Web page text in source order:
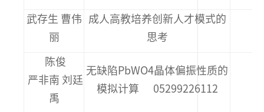
武存生 曹伟
丽
成人高教培养创新人才模式的
思考
陈俊
严非南 刘廷
禹
无缺陷PbWO4晶体偏振性质的
模拟计算 05299226112